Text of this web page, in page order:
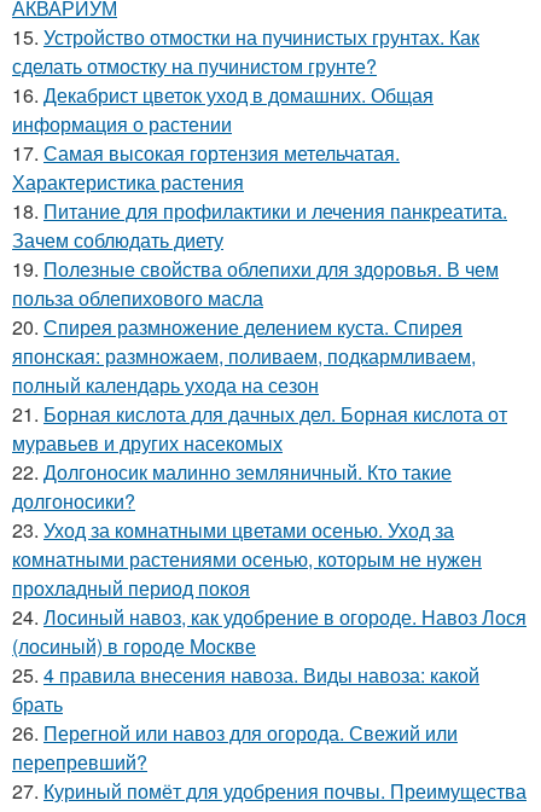
АКВАРИУМ
15. Устройство отмостки на пучинистых грунтах. Как
сделать отмостку на пучинистом грунте?
16. Декабрист цветок уход в домашних. Общая
информация о растении
17. Самая высокая гортензия метельчатая.
Характеристика растения
18. Питание для профилактики и лечения панкреатита.
Зачем соблюдать диету
19. Полезные свойства облепихи для здоровья. В чем
польза облепихового масла
20. Спирея размножение делением куста. Спирея
японская: размножаем, поливаем, подкармливаем,
полный календарь ухода на сезон
21. Борная кислота для дачных дел. Борная кислота от
муравьев и других насекомых
22. Долгоносик малинно земляничный. Кто такие
долгоносики?
23. Уход за комнатными цветами осенью. Уход за
комнатными растениями осенью, которым не нужен
прохладный период покоя
24. Лосиный навоз, как удобрение в огороде. Навоз Лося
(лосиный) в городе Москве
25. 4 правила внесения навоза. Виды навоза: какой
брать
26. Перегной или навоз для огорода. Свежий или
перепревший?
27. Куриный помёт для удобрения почвы. Преимущества